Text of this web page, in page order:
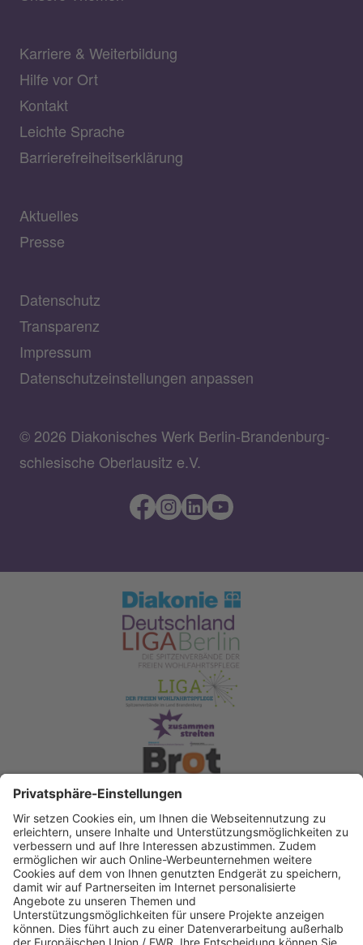
Karriere & Weiterbildung
Hilfe vor Ort
Kontakt
Leichte Sprache
Barrierefreiheitserklärung
Aktuelles
Presse
Datenschutz
Transparenz
Impressum
Datenschutzeinstellungen anpassen
© 2026 Diakonisches Werk Berlin-Brandenburg-
schlesische Oberlausitz e.V.
Spendenkonto Diakonisches Werk Berlin-
Brandenburg-schlesische Oberlausitz e.V
Bank für Sozialwirtschaft